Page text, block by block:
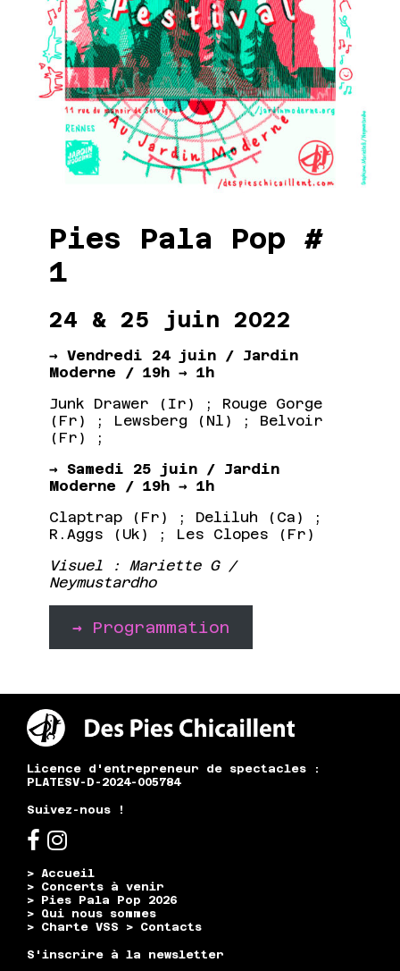
Pies Pala Pop #
1
24 & 25 juin 2022
→ Vendredi 24 juin / Jardin
Moderne / 19h → 1h
Junk Drawer (Ir) ; Rouge Gorge
(Fr) ; Lewsberg (Nl) ; Belvoir
(Fr) ;
→ Samedi 25 juin / Jardin
Moderne / 19h → 1h
Claptrap (Fr) ; Deliluh (Ca) ;
R.Aggs (Uk) ; Les Clopes (Fr)
Visuel : Mariette G /
Neymustardho
→Programmation
Licence d'entrepreneur de spectacles :
PLATESV-D-2024-005784
Suivez-nous !
> Accueil
> Concerts à venir
> Pies Pala Pop 2026
> Qui nous sommes
> Charte VSS
> Contacts
S'inscrire à la newsletter